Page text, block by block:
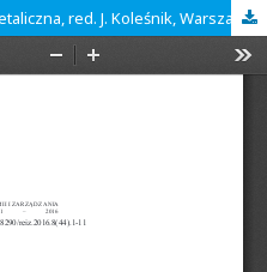
Recenzja książki: Bankowość detaliczna, red. J. Koleśnik, Warszawa: Wydawnictwo Difin 2016